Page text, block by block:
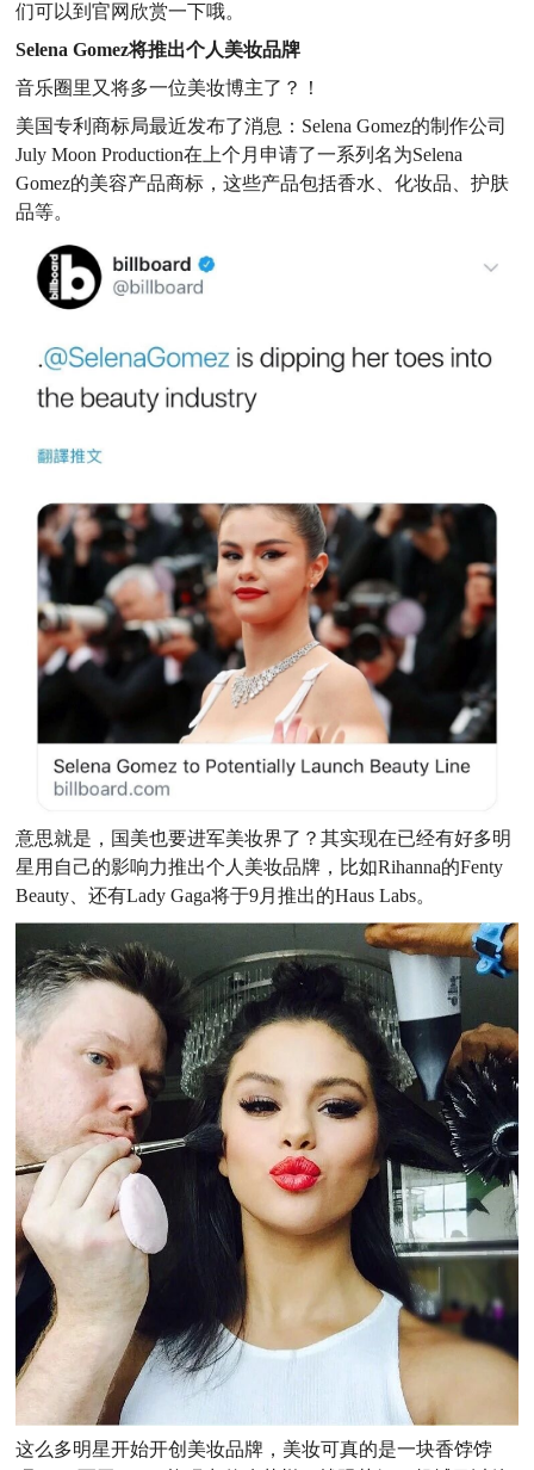
们可以到官网欣赏一下哦。
Selena Gomez将推出个人美妆品牌
音乐圈里又将多一位美妆博主了？！
美国专利商标局最近发布了消息： Selena Gomez的制作公司
July Moon Production在上个月申请了一系列名为Selena
Gomez的美容产品商标，这些产品包括香水、化妆品、护肤
品等。
意思就是，国美也要进军美妆界了？其实现在已经有好多明
星用自己的影响力推出个人美妆品牌，比如Rihanna的Fenty
Beauty、还有Lady Gaga将于9月推出的Haus Labs。
这么多明星开始开创美妆品牌，美妆可真的是一块香饽饽